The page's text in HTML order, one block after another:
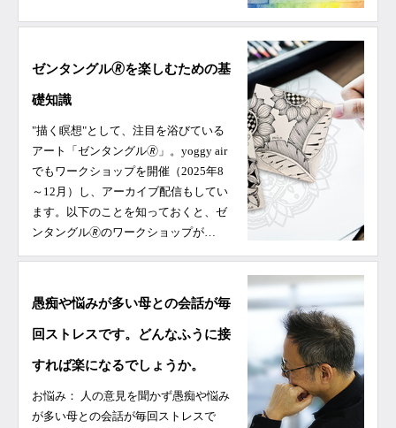
ゼンタングル🄬を楽しむための基
礎知識
"描く瞑想"として、注目を浴びている
アート「ゼンタングル🄬」。yoggy air
でもワークショップを開催（2025年8
～12月）し、アーカイブ配信もしてい
ます。以下のことを知っておくと、ゼ
ンタングル🄬のワークショップが…
愚痴や悩みが多い母との会話が毎
回ストレスです。どんなふうに接
すれば楽になるでしょうか。
お悩み： ⼈の意⾒を聞かず愚痴や悩み
が多い⺟との会話が毎回ストレスで